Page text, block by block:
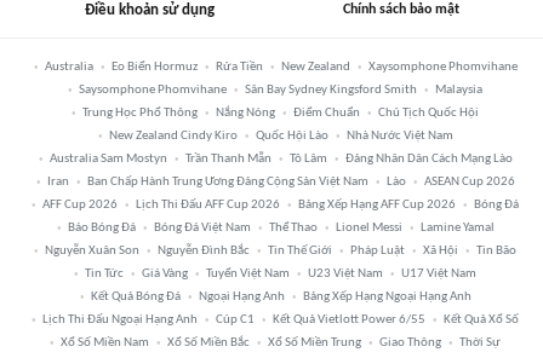
Điều khoản sử dụng Chính sách bảo mật
Australia Eo Biển Hormuz Rửa Tiền New Zealand
Xaysomphone Phomvihane
Saysomphone Phomvihane
Sân Bay Sydney Kingsford Smith
Malaysia
Trung Học Phổ Thông
Nắng Nóng Điểm Chuẩn
Chủ Tịch Quốc Hội
New Zealand Cindy Kiro
Quốc Hội Lào
Nhà Nước Việt Nam
Australia Sam Mostyn
Trần Thanh Mẫn Tô Lâm
Đảng Nhân Dân Cách Mạng Lào
Iran
Ban Chấp Hành Trung Ương Đảng Cộng Sản Việt Nam Lào
ASEAN Cup 2026
AFF Cup 2026
Lịch Thi Đấu AFF Cup 2026 Bảng Xếp Hạng AFF Cup 2026
Bóng Đá
Báo Bóng Đá
Bóng Đá Việt Nam Thể Thao Lionel Messi
Lamine Yamal
Nguyễn Xuân Son
Nguyễn Đình Bắc Tin Thế Giới Pháp Luật Xã Hội
Tin Bão
Tin Tức
Giá Vàng Tuyển Việt Nam U23 Việt Nam
U17 Việt Nam
Kết Quả Bóng Đá
Ngoại Hạng Anh
Bảng Xếp Hạng Ngoại Hạng Anh
Lịch Thi Đấu Ngoại Hạng Anh
Cúp C1 Kết Quả Vietlott Power 6/55
Kết Quả Xổ Số
Xổ Số Miền Nam
Xổ Số Miền Bắc Xổ Số Miền Trung Giao Thông
Thời Sự